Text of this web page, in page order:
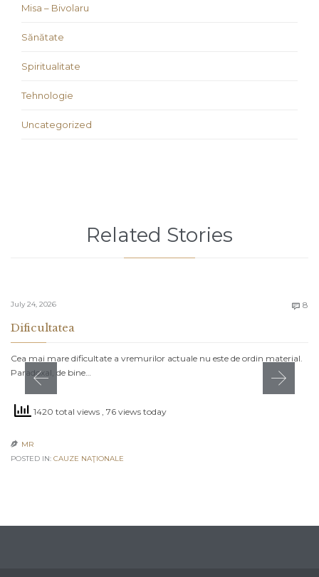
Misa – Bivolaru
Sănătate
Spiritualitate
Tehnologie
Uncategorized
Related Stories
July 24, 2026  8
Dificultatea
Cea mai mare dificultate a vremurilor actuale nu este de ordin material.
Paradoxal, de bine…
1420 total views , 76 views today
 MR
POSTED IN: CAUZE NAŢIONALE